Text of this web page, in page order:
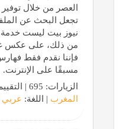
العصر من خلال
تجعل البحث عن
نيوز بيت ليست خدمة
من ذلك، على عكس
فإننا نقدم فقط
مسبقًا على الإنترنت.
الزيارات: 695 | التقييم: 5 | المقيّمين: 1 | الدولة:
المغرب | اللغة: عربي